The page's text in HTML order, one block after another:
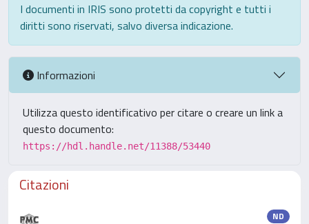
I documenti in IRIS sono protetti da copyright e tutti i
diritti sono riservati, salvo diversa indicazione.
Informazioni
Utilizza questo identificativo per citare o creare un link a
questo documento:
https://hdl.handle.net/11388/53440
Citazioni
ND